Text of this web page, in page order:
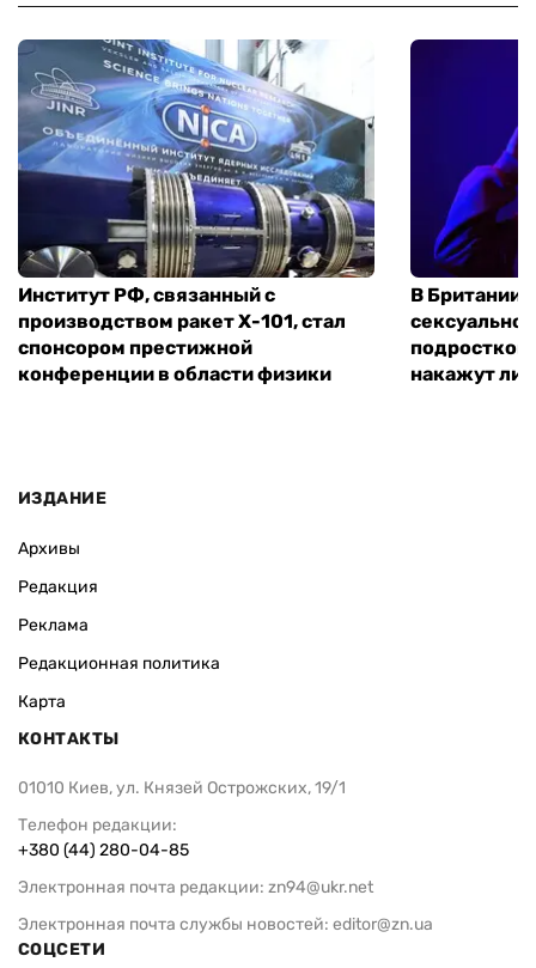
Институт РФ, связанный с
производством ракет Х-101, стал
спонсором престижной
конференции в области физики
В Британии
подростком
накажут ли
ИЗДАНИЕ
Архивы
Редакция
Реклама
Редакционная политика
Карта
КОНТАКТЫ
01010 Киев, ул. Князей Острожских, 19/1
Телефон редакции:
+380 (44) 280-04-85
Электронная почта редакции: zn94@ukr.net
Электронная почта службы новостей: editor@zn.ua
СОЦСЕТИ